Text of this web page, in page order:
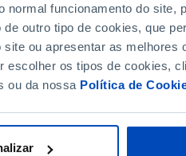
funcionamento do site,
outro tipo de cookies, que
ou apresentar as melhores
os tipos de cookies,
ou da nossa Política de